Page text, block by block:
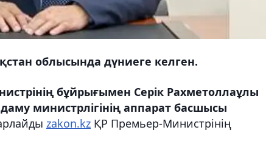
облысында дүниеге келген.
бұйрығымен Серік Рахметоллаұлы
министрлігінің аппарат басшысы
zakon.kz ҚР Премьер-Министрінің